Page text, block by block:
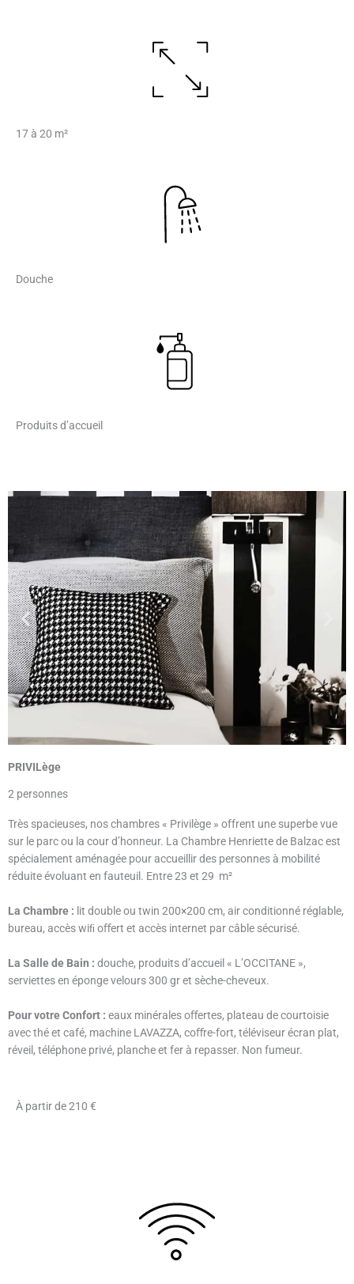
17 à 20 m²
Douche
Produits d’accueil
PRIVILège
2 personnes
Très spacieuses, nos chambres « Privilège » offrent une superbe vue
sur le parc ou la cour d’honneur. La Chambre Henriette de Balzac est
spécialement aménagée pour accueillir des personnes à mobilité
réduite évoluant en fauteuil. Entre 23 et 29 m²
La Chambre : lit double ou twin 200×200 cm, air conditionné réglable,
bureau, accès wiﬁ oﬀert et accès internet par câble sécurisé.
La Salle de Bain : douche, produits d’accueil « L’OCCITANE »,
serviettes en éponge velours 300 gr et sèche-cheveux.
Pour votre Confort : eaux minérales oﬀertes, plateau de courtoisie
avec thé et café, machine LAVAZZA, coﬀre-fort, téléviseur écran plat,
réveil, téléphone privé, planche et fer à repasser. Non fumeur.
À partir de 210 €